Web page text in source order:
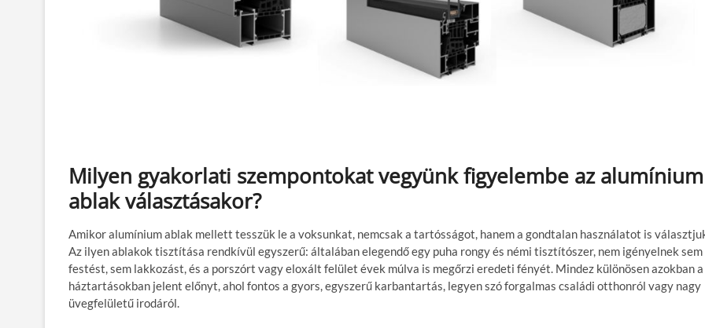
Milyen gyakorlati szempontokat vegyünk figyelembe az alumínium
ablak választásakor?
Amikor alumínium ablak mellett tesszük le a voksunkat, nemcsak a tartósságot, hanem a gondtalan használatot is
Az ilyen ablakok tisztítása rendkívül egyszerű: általában elegendő egy puha rongy és némi tisztítószer, nem igényelnek sem
festést, sem lakkozást, és a porszórt vagy eloxált felület évek múlva is megőrzi eredeti fényét. Mindez különösen azokban a
háztartásokban jelent előnyt, ahol fontos a gyors, egyszerű karbantartás, legyen szó forgalmas családi otthonról vagy nagy
üvegfelületű irodáról.